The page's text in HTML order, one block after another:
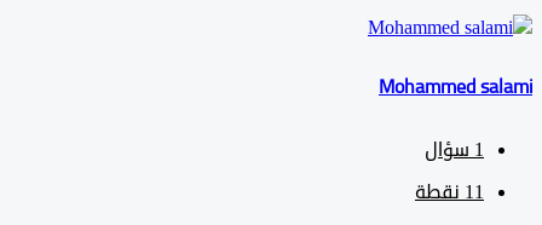
Mohammed
سؤال
نقطة